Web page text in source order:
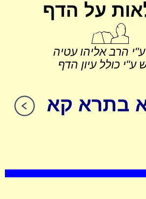
על הדף
ע"י הרב אליהו עטיה
ע"י כולל עיון הדף
בתרא קא